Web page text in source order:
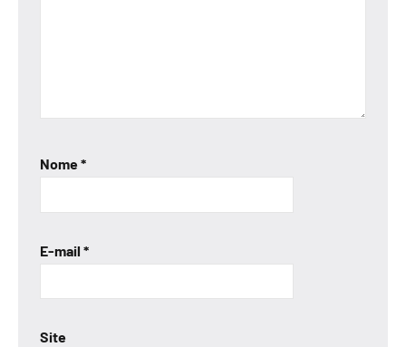
Nome*
E-mail *
Site